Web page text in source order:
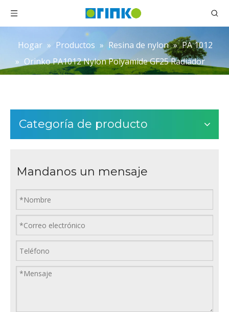
Hogar » Productos » Resina de nylon » PA 1012
» Orinko PA1012 Nylon Polyamide GF25 Radiador
Categoría de producto
Mandanos un mensaje